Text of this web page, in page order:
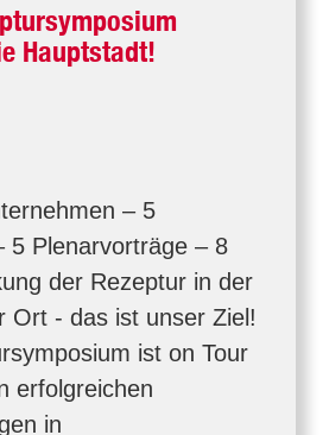
Hauptstadt!
– 5
5 Plenarvorträge – 8
der Rezeptur in der
Ort - das ist unser Ziel!
ist on Tour
erfolgreichen
in